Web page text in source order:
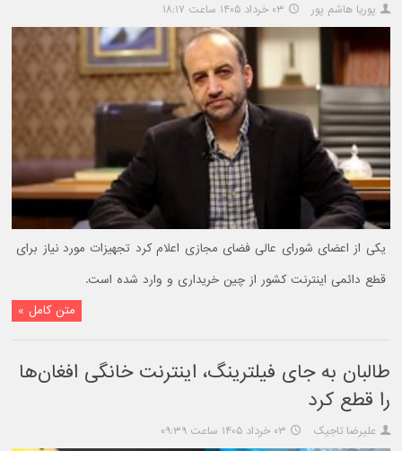
پوریا هاشم پور ۰۳ خرداد ۱۴۰۵ ساعت ۱۸:۱۷
یکی از اعضای شورای عالی فضای مجازی اعلام کرد تجهیزات مورد نیاز برای
قطع دائمی اینترنت کشور از چین خریداری و وارد شده است.
متن کامل »
طالبان به جای فیلترینگ، اینترنت خانگی افغان‌ها
را قطع کرد
علیرضا تاجیک ۰۳ خرداد ۱۴۰۵ ساعت ۰۹:۳۹